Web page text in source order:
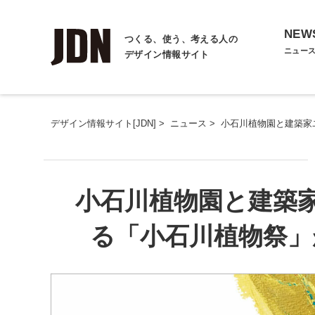
つくる、使う、考える人の
デザイン情報サイト
ニュー
デザイン情報サイト[JDN] > ニュース > 小石川植物園と建築
小石川植物園と建築
る「小石川植物祭